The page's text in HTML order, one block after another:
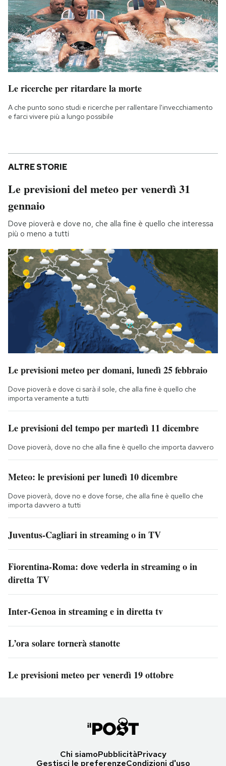
Le ricerche per ritardare la morte
A che punto sono studi e ricerche per rallentare l'invecchiamento
e farci vivere più a lungo possibile
ALTRE STORIE
Le previsioni del meteo per venerdì 31
gennaio
Dove pioverà e dove no, che alla fine è quello che interessa
più o meno a tutti
Le previsioni meteo per domani, lunedì 25 febbraio
Dove pioverà e dove ci sarà il sole, che alla fine è quello che
importa veramente a tutti
Le previsioni del tempo per martedì 11 dicembre
Dove pioverà, dove no che alla fine è quello che importa davvero
Meteo: le previsioni per lunedì 10 dicembre
Dove pioverà, dove no e dove forse, che alla fine è quello che
importa davvero a tutti
Juventus-Cagliari in streaming o in TV
Fiorentina-Roma: dove vederla in streaming o in
diretta TV
Inter-Genoa in streaming e in diretta tv
L’ora solare tornerà stanotte
Le previsioni meteo per venerdì 19 ottobre
Chi siamoPubblicitàPrivacy
Gestisci le preferenzeCondizioni d'uso